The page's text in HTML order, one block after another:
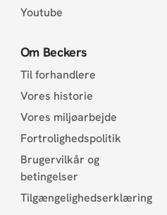
Youtube
Om Beckers
Til forhandlere
Vores historie
Vores miljøarbejde
Fortrolighedspolitik
Brugervilkår og
betingelser
Tilgængelighedserklæring